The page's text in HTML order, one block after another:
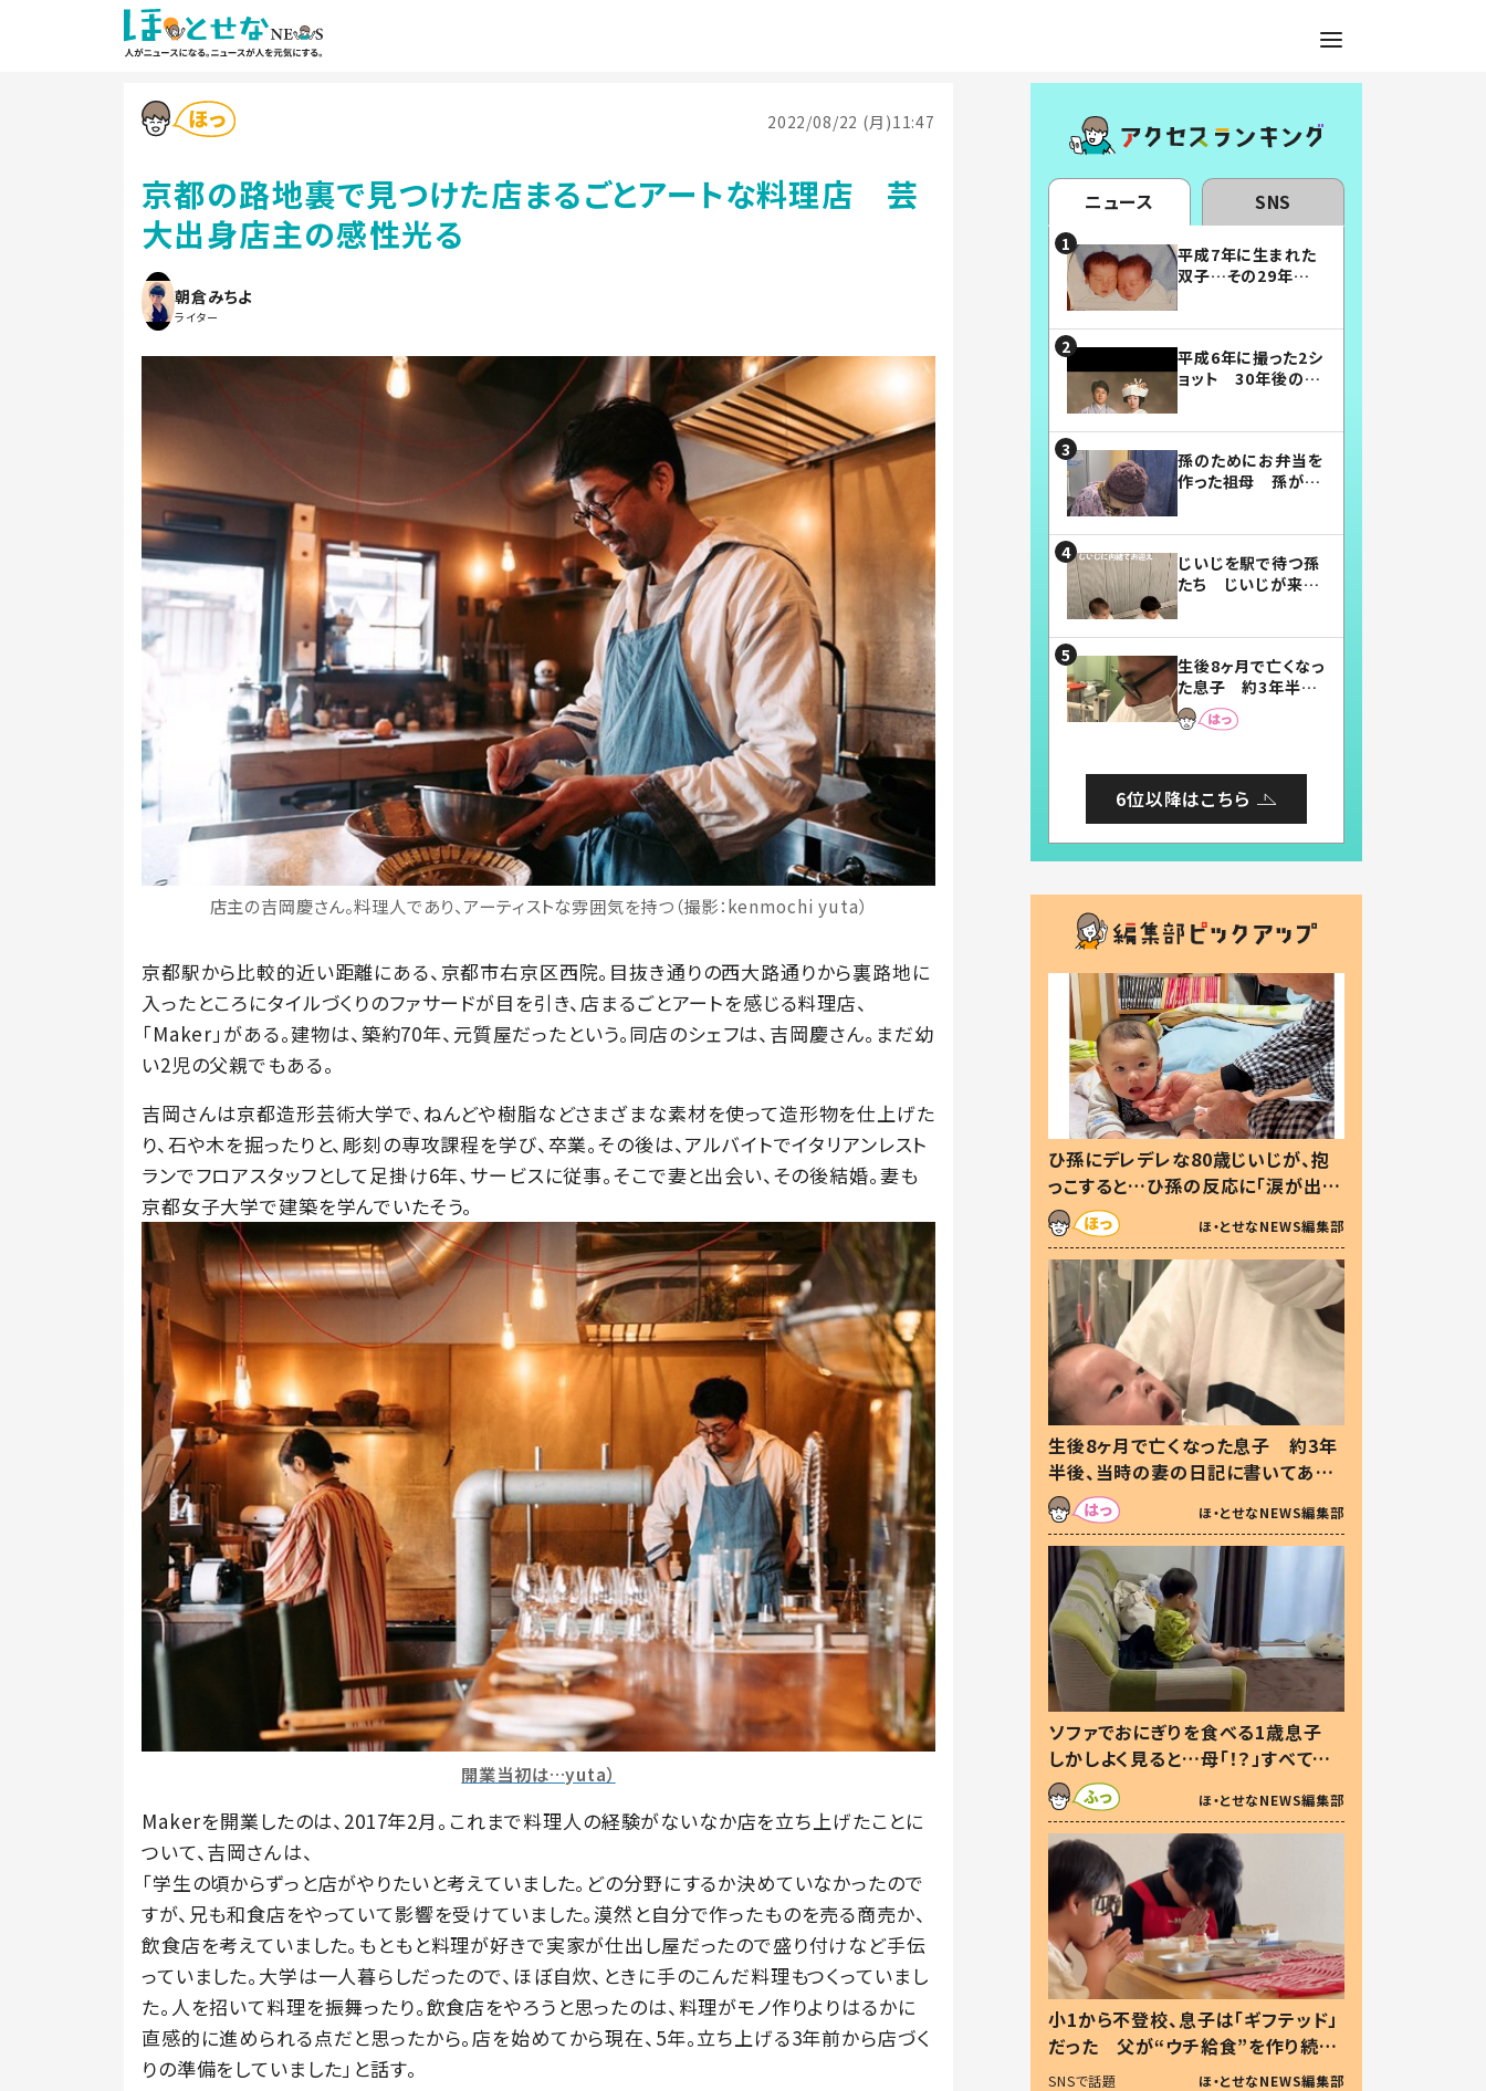
2022/08/22 (月)11:47
京都の路地裏で見つけた店まるごとアートな料理店 芸
大出身店主の感性光る
朝倉みちよ
ライター
店主の吉岡慶さん。料理人であり、アーティストな雰囲気を持つ（撮影：kenmochi yuta）
京都駅から比較的近い距離にある、京都市右京区西院。目抜き通りの西大路通りから裏路地に
入ったところにタイルづくりのファサードが目を引き、店まるごとアートを感じる料理店、
「Maker」がある。建物は、築約70年、元質屋だったという。同店のシェフは、吉岡慶さん。まだ幼
い2児の父親でもある。
吉岡さんは京都造形芸術大学で、ねんどや樹脂などさまざまな素材を使って造形物を仕上げた
り、石や木を掘ったりと、彫刻の専攻課程を学び、卒業。その後は、アルバイトでイタリアンレスト
ランでフロアスタッフとして足掛け6年、サービスに従事。そこで妻と出会い、その後結婚。妻も
京都女子大学で建築を学んでいたそう。
開業当初は…yuta）
Makerを開業したのは、2017年2月。これまで料理人の経験がないなか店を立ち上げたことに
ついて、吉岡さんは、
「学生の頃からずっと店がやりたいと考えていました。どの分野にするか決めていなかったので
すが、兄も和食店をやっていて影響を受けていました。漠然と自分で作ったものを売る商売か、
飲食店を考えていました。もともと料理が好きで実家が仕出し屋だったので盛り付けなど手伝
っていました。大学は一人暮らしだったので、ほぼ自炊、ときに手のこんだ料理もつくっていまし
た。人を招いて料理を振舞ったり。飲食店をやろうと思ったのは、料理がモノ作りよりはるかに
直感的に進められる点だと思ったから。店を始めてから現在、5年。立ち上げる3年前から店づく
りの準備をしていました」と話す。
ニュース SNS
平成7年に生まれた
双子…その29年後
平成6年に撮った2シ
ョット 30年後の姿
孫のためにお弁当を
作った祖母 孫が絶
じいじを駅で待つ孫
たち じいじが来た
まらない」「幸せにな
れる」
生後8ヶ月で亡くなっ
た息子 約3年半
後、当時の妻の日記
に書いてあった本音
6位以降はこちら
ひ孫にデレデレな80歳じいじが、抱
っこすると…ひ孫の反応に「涙が出ま
した」「可愛くて仕方ない」
ほ・とせなNEWS編集部
生後8ヶ月で亡くなった息子 約3年
半後、当時の妻の日記に書いてあっ
た本音とは
ほ・とせなNEWS編集部
ソファでおにぎりを食べる1歳息子
しかしよく見ると…母「！？」すべてを
察した母の投稿に「可愛いから許
す！」「現行犯〜」
ほ・とせなNEWS編集部
小1から不登校、息子は「ギフテッド」
だった 父が“ウチ給食”を作り続け
る理由とは #令和の親 #令和の子
SNSで話題 ほ・とせなNEWS編集部